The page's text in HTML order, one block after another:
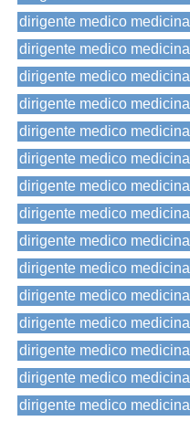
dirigente medico
dirigente medico
dirigente medico
dirigente medico
dirigente medico
dirigente medico
dirigente medico
dirigente medico
dirigente medico
dirigente medico
dirigente medico
dirigente medico
dirigente medico
dirigente medico
dirigente medico